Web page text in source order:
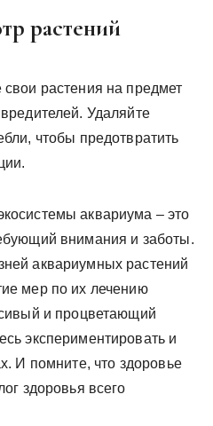
растений
растения на предмет
Удаляйте
чтобы предотвратить
аквариума – это
внимания и заботы.
аквариумных растений
мер по их лечению
и процветающий
экспериментировать и
И помните, что здоровье
здоровья всего